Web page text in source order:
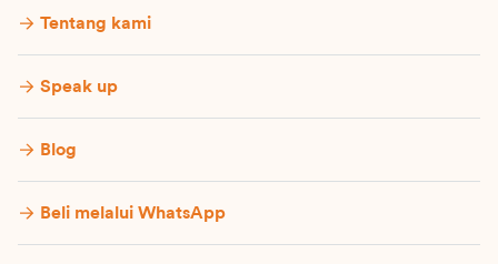
Tentang kami
Speak up
Blog
Beli melalui WhatsApp